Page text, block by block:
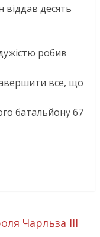
десять
робив
все, що
батальйону 67
Чарльза III